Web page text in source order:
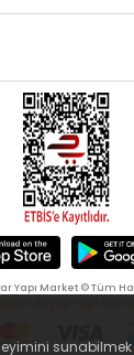
Yapı Market © Tüm
Ahşap Yapı